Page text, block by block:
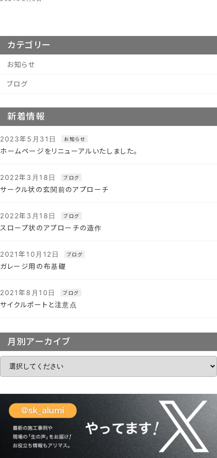
カテゴリー
お知らせ
ブログ
新着情報
2023年5月31日 お知らせ
ホームページをリニューアルいたしました。
2022年3月18日 ブログ
サークル状の玄関前のアプローチ
2022年3月18日 ブログ
スロープ状のアプローチの造作
2021年10月12日 ブログ
ガレージ用の布基礎
2021年8月10日 ブログ
サイクルポートと注意点
月別アーカイブ